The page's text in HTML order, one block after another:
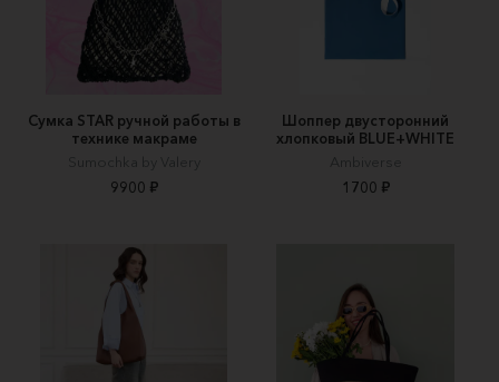
Сумка STAR ручной работы в
технике макраме
Sumochka by Valery
9900 ₽
Шоппер двусторонний
хлопковый BLUE+WHITE
Ambiverse
1700 ₽